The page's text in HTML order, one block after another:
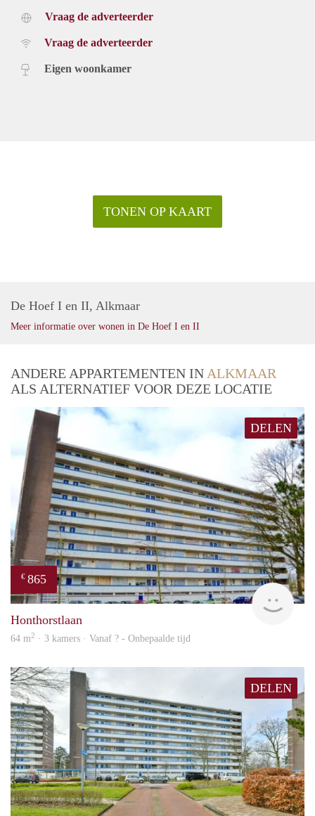
Vraag de adverteerder
Vraag de adverteerder
Eigen woonkamer
TONEN OP KAART
De Hoef I en II, Alkmaar
Meer informatie over wonen in De Hoef I en II
ANDERE APPARTEMENTEN IN ALKMAAR
ALS ALTERNATIEF VOOR DEZE LOCATIE
DELEN
€ 865
rent
Honthorstlaan
64 m2 · 3 kamers · Vanaf ? - Onbepaalde tijd
DELEN